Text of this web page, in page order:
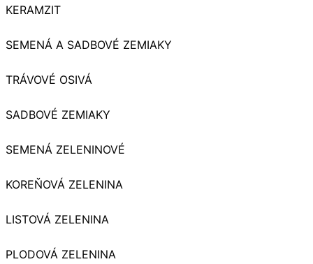
KERAMZIT
SEMENÁ A SADBOVÉ ZEMIAKY
TRÁVOVÉ OSIVÁ
SADBOVÉ ZEMIAKY
SEMENÁ ZELENINOVÉ
KOREŇOVÁ ZELENINA
LISTOVÁ ZELENINA
PLODOVÁ ZELENINA